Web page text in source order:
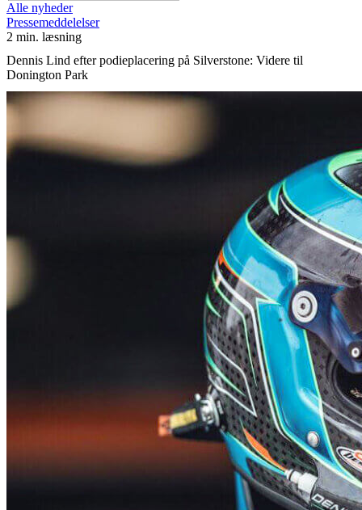
Alle nyheder
Pressemeddelelser
2 min. læsning
Dennis Lind efter podieplacering på Silverstone: Videre til
Donington Park